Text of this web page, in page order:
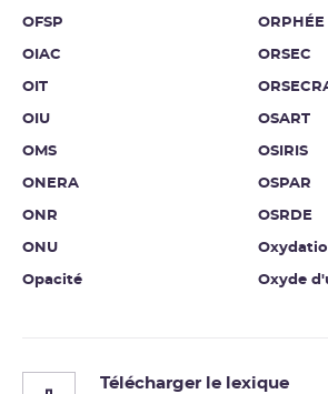
OFSP
OIAC
OIT
OIU
OMS
ONERA
ONR
ONU
Opacité
ORPHÉE
ORSEC
OSART
OSIRIS
OSPAR
OSRDE
Oxyde
Télécharger le lexique